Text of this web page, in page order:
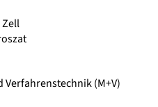
Zell
(M+V)